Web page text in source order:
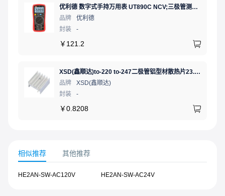
优利德 数字式手持万用表 UT890C NCV;三极管测试;二极管测试;火线辨别;真有效值;通断测试
品牌
优利德
封装
-
￥ 121.2
XSD(鑫顺达)to-220 to-247二极管铝型材散热片23.5*16*25 本色双针大功率电子散热器（可定制）
品牌
XSD(鑫顺达)
封装
-
￥0.8208
相似推荐 其他推荐
HE2AN-SW-AC120V HE2AN-SW-AC24V